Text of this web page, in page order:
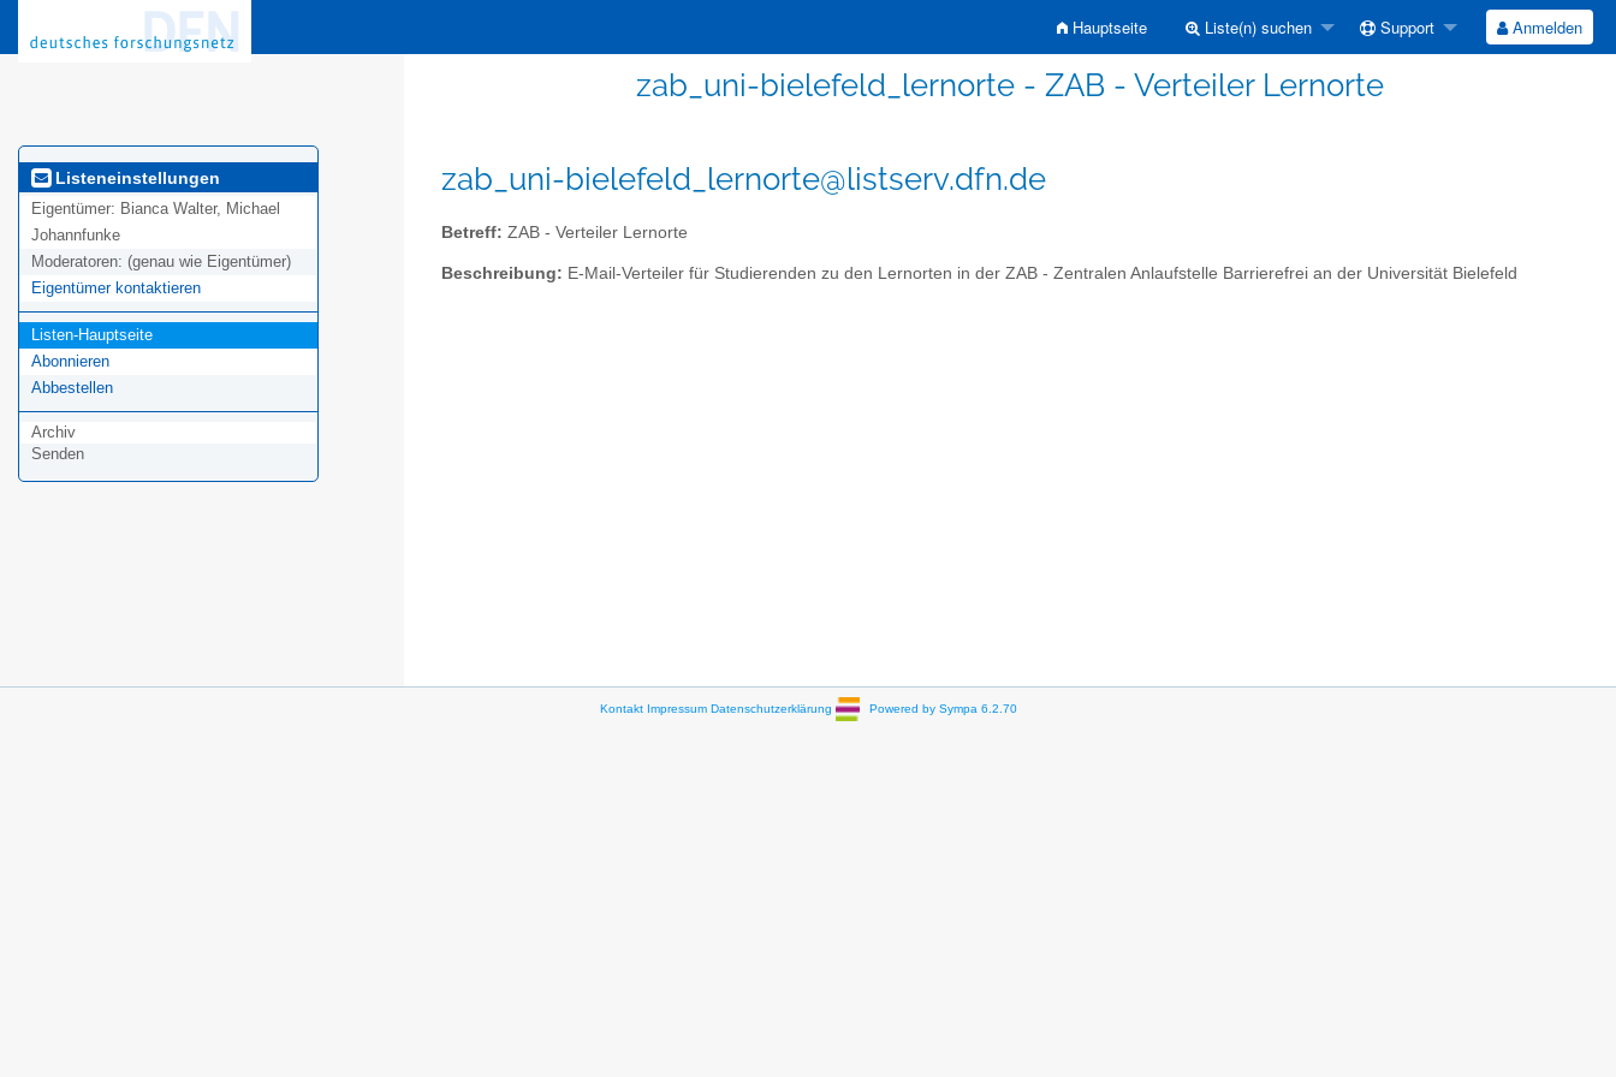
Hauptseite Liste(n) suchen Support Anmelden
zab_uni-bielefeld_lernorte - ZAB - Verteiler Lernorte
Listeneinstellungen
Eigentümer: Bianca Walter, Michael
Johannfunke
Moderatoren: (genau wie Eigentümer)
Eigentümer kontaktieren
Listen-Hauptseite
Abonnieren
Abbestellen
Archiv
Senden
zab_uni-bielefeld_lernorte@listserv.dfn.de
Betreff: ZAB - Verteiler Lernorte
Beschreibung: E-Mail-Verteiler für Studierenden zu den Lernorten in der ZAB - Zentralen Anlaufstelle Barrierefrei an der Universität Bielefeld
Kontakt Impressum Datenschutzerklärung Powered by Sympa 6.2.70